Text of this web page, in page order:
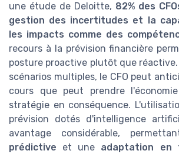
une étude de Deloitte, 82% des
gestion des incertitudes et la
les impacts comme des
recours à la prévision financière
posture proactive plutôt que
scénarios multiples, le CFO peut
cours que peut prendre
stratégie en conséquence.
prévision dotés d'intelligence
avantage considérable,
prédictive et une adaptation en